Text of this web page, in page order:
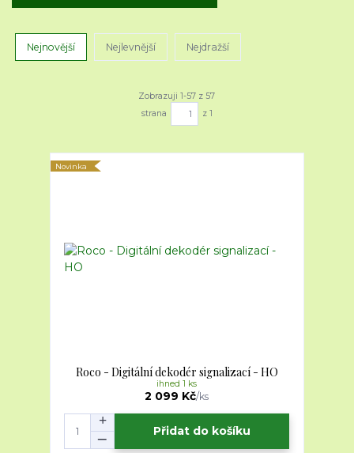
Nejnovější Nejlevnější Nejdražší
Zobrazuji 1-57 z 57
strana
z 1
Novinka
Roco - Digitální dekodér signalizací - HO
2 099 Kč/ks
ihned 1 ks
Přidat do košíku